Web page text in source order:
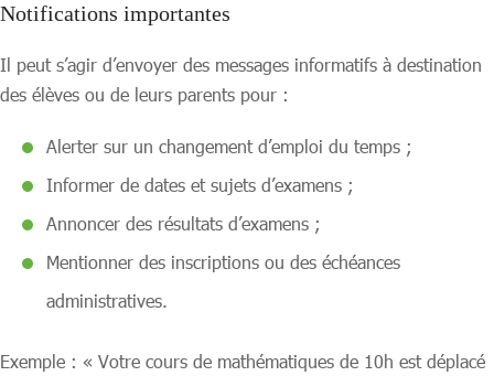
Notifications importantes
Il peut s’agir d’envoyer des messages informatifs à destination
des élèves ou de leurs parents pour :
Alerter sur un changement d’emploi du temps ;
Informer de dates et sujets d’examens ;
Annoncer des résultats d’examens ;
Mentionner des inscriptions ou des échéances
administratives.
Exemple : « Votre cours de mathématiques de 10h est déplacé